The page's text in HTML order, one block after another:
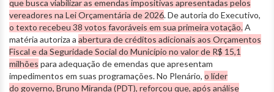
que busca viabilizar as emendas impositivas apresentadas pelos
vereadores na Lei Orçamentária de 2026. De autoria do Executivo,
o texto recebeu 38 votos favoráveis em sua primeira votação.A
matéria autoriza a abertura de créditos adicionais aos Orçamentos
Fiscal e da Seguridade Social do Município no valor de R$ 15,1
milhões para adequação de emendas que apresentam
impedimentos em suas programações. No Plenário, o líder
do governo, Bruno Miranda (PDT), reforçou que, após análise